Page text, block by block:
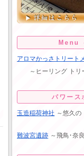
Menu
アロマかっさトリート
～ヒーリング トリ
パワース
玉造稲荷神社 ～悠久の
難波宮遺跡 ～飛鳥･奈